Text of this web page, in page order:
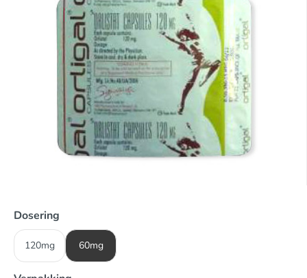
Dosering
120mg 60mg